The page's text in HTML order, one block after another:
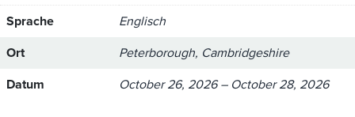
Sprache
Englisch
Ort
Peterborough, Cambridgeshire
Datum
October 26, 2026 – October 28, 2026